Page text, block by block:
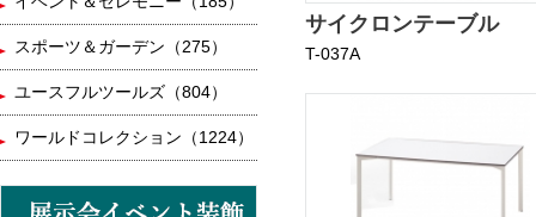
スポーツ＆ガーデン（275）
ユースフルツールズ（804）
ワールドコレクション（1224）
サイクロンテーブル
T-037A